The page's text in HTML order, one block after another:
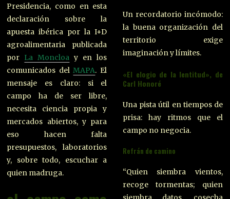
Presidencia, como en esta
declaración sobre la
apuesta ibérica por la I+D
agroalimentaria publicada
por La Moncloa y en los
comunicados delMAPA. El
mensaje es claro: si el
campo ha de ser libre,
necesita ciencia propia y
mercados abiertos, y para
eso hacen falta
presupuestos, laboratorios
y, sobre todo, escuchar a
quien madruga.
Un recordatorio incómodo:
la buena organización del
territorio exige
imaginación y límites.
«El elogio de la lentitud», de
Carl Honoré
Una pista útil en tiempos de
prisa: hay ritmos que el
campo no negocia.
Refrán de camino
“Quien siembra vientos,
recoge tormentas; quien